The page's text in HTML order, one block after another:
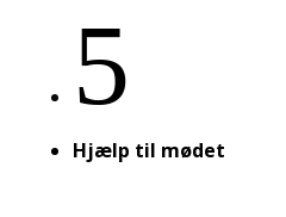
5
Hjælp til mødet